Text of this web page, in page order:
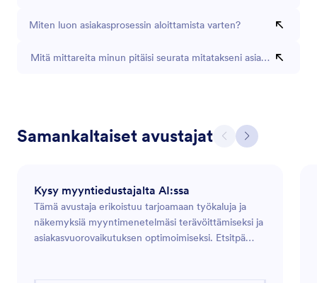
Miten luon asiakasprosessin aloittamista varten?
Mitä mittareita minun pitäisi seurata mitatakseni
Samankaltaiset avustajat
Kysy myyntiedustajalta AI:ssa
Tämä avustaja erikoistuu tarjoamaan työkaluja ja
näkemyksiä myyntimenetelmäsi terävöittämiseksi ja
asiakasvuorovaikutuksen optimoimiseksi. Etsitpä